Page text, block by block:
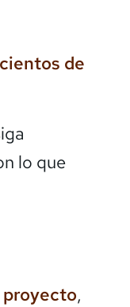
cientos de
lo que
,